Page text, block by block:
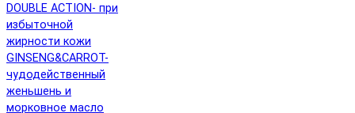
DOUBLE ACTION- при
избыточной
жирности кожи
GINSENG&CARROT-
чудодейственный
женьшень и
морковное масло